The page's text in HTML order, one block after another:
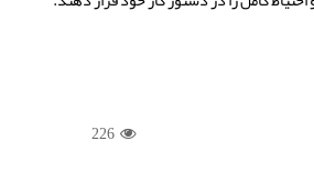
226